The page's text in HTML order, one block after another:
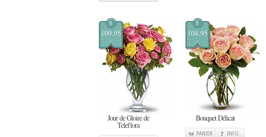
$
109.95
Jour de Gloire de
Teleflora
$
104.95
Bouquet Délicat
PANIER INFO